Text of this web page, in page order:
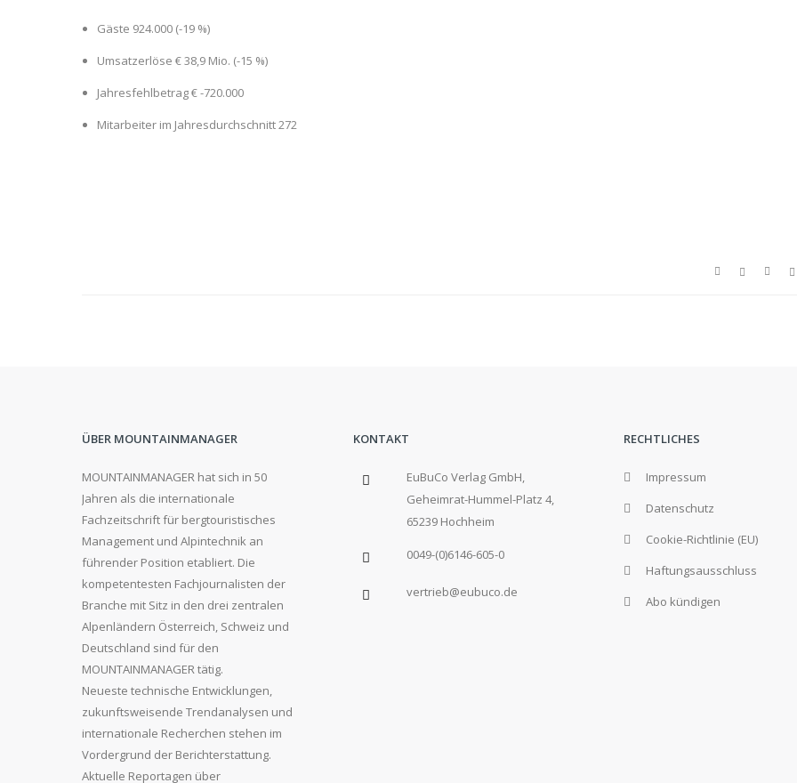
Gäste 924.000 (-19 %)
Umsatzerlöse € 38,9 Mio. (-15 %)
Jahresfehlbetrag € -720.000
Mitarbeiter im Jahresdurchschnitt 272
ÜBER MOUNTAINMANAGER
MOUNTAINMANAGER hat sich in 50
Jahren als die internationale
Fachzeitschrift für bergtouristisches
Management und Alpintechnik an
führender Position etabliert. Die
kompetentesten Fachjournalisten der
Branche mit Sitz in den drei zentralen
Alpenländern Österreich, Schweiz und
Deutschland sind für den
MOUNTAINMANAGER tätig.
Neueste technische Entwicklungen,
zukunftsweisende Trendanalysen und
internationale Recherchen stehen im
Vordergrund der Berichterstattung.
Aktuelle Reportagen über
KONTAKT
EuBuCo Verlag GmbH,
Geheimrat-Hummel-Platz 4,
65239 Hochheim
0049-(0)6146-605-0
vertrieb@eubuco.de
RECHTLICHES
Impressum
Datenschutz
Cookie-Richtlinie (EU)
Haftungsausschluss
Abo kündigen